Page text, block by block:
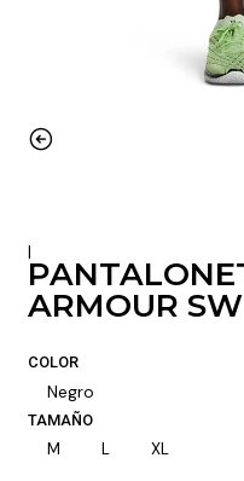
|
ARMOUR
COLOR
Negro
TAMAÑO
M L XL